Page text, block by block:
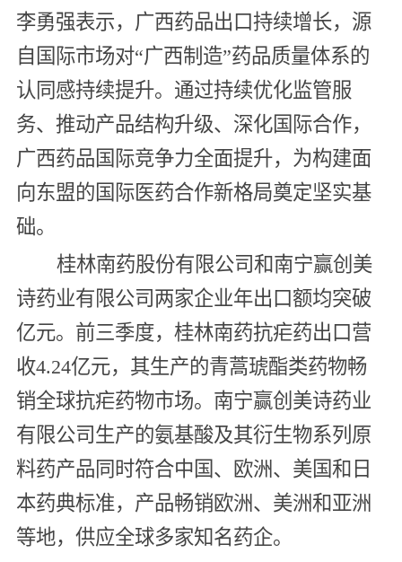
李勇强表示，广西药品出口持续增长，源
自国际市场对“广西制造”药品质量体系的
认同感持续提升。通过持续优化监管服
务、推动产品结构升级、深化国际合作，
广西药品国际竞争力全面提升，为构建面
向东盟的国际医药合作新格局奠定坚实基
础。
桂林南药股份有限公司和南宁赢创美
诗药业有限公司两家企业年出口额均突破
亿元。前三季度，桂林南药抗疟药出口营
收4.24亿元，其生产的青蒿琥酯类药物畅
销全球抗疟药物市场。南宁赢创美诗药业
有限公司生产的氨基酸及其衍生物系列原
料药产品同时符合中国、欧洲、美国和日
本药典标准，产品畅销欧洲、美洲和亚洲
等地，供应全球多家知名药企。